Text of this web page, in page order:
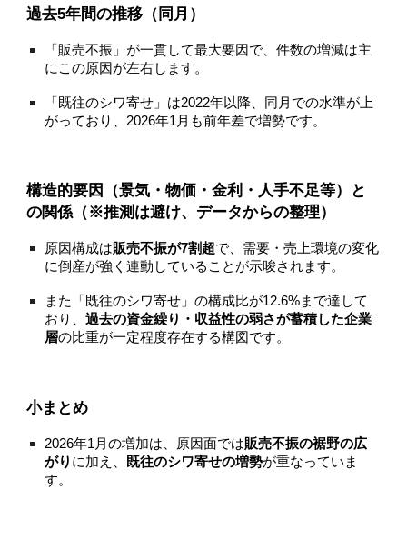
過去5年間の推移（同月）
「販売不振」が一貫して最大要因で、件数の増減は主
にこの原因が左右します。
「既往のシワ寄せ」は2022年以降、同月での水準が上
がっており、2026年1月も前年差で増勢です。
構造的要因（景気・物価・金利・人手不足等）と
の関係（※推測は避け、データからの整理）
原因構成は販売不振が7割超で、需要・売上環境の変化
に倒産が強く連動していることが示唆されます。
また「既往のシワ寄せ」の構成比が12.6%まで達して
おり、過去の資金繰り・収益性の弱さが蓄積した企業
層の比重が一定程度存在する構図です。
小まとめ
2026年1月の増加は、原因面では販売不振の裾野の広
がり に加え、 既往のシワ寄せの増勢が重なっていま
す。